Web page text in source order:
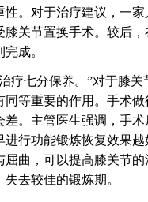
性。对于治疗建议，一
膝关节置换手术。较后
成。
七分保养。”对于膝关
同等重要的作用。手术
差。主管医生强调，手
进行功能锻炼恢复效果
屈曲，可以提高膝关节
去较佳的锻炼期。